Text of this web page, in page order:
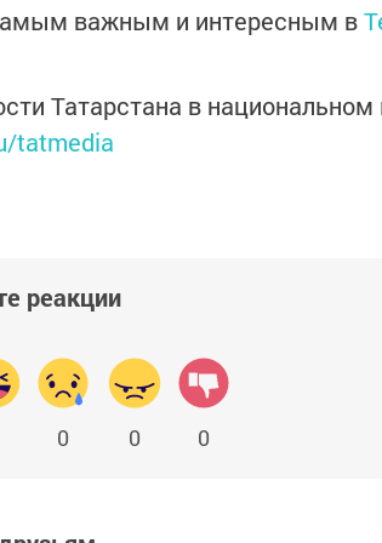
важным и интересным в
Татарстана в
tatmedia
реакции
0 0 0